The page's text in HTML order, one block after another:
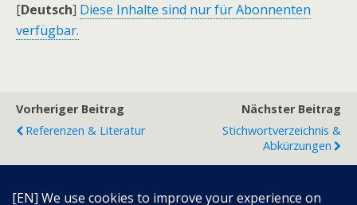
[Deutsch] Diese Inhalte sind nur für Abonnenten
verfügbar.
Vorheriger Beitrag
Referenzen & Literatur
Nächster Beitrag
Stichwortverzeichnis &
Abkürzungen